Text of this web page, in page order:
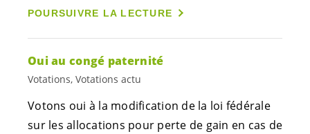
POURSUIVRE LA LECTURE
Oui au congé paternité
Votations, Votations actu
Votons oui à la modification de la loi fédérale
sur les allocations pour perte de gain en cas de